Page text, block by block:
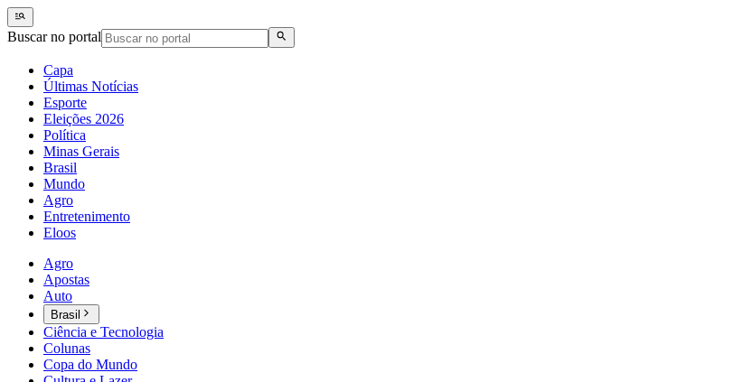
Buscar no portal
Capa
Últimas Notícias
Esporte
Eleições 2026
Política
Minas Gerais
Brasil
Mundo
Agro
Entretenimento
Eloos
Agro
Apostas
Auto
Brasil
Ciência e Tecnologia
Colunas
Copa do Mundo